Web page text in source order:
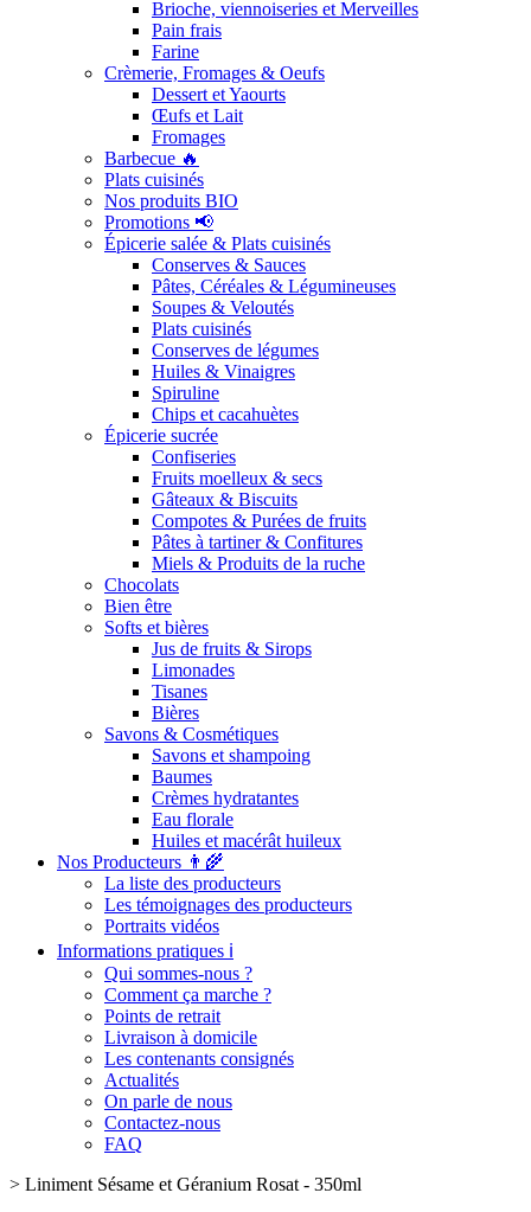
Brioche, viennoiseries et Merveilles
Pain frais
Farine
Crèmerie, Fromages & Oeufs
Dessert et Yaourts
Œufs et Lait
Fromages
Barbecue 🔥
Plats cuisinés
Nos produits BIO
Promotions 📢
Épicerie salée & Plats cuisinés
Conserves & Sauces
Pâtes, Céréales & Légumineuses
Soupes & Veloutés
Plats cuisinés
Conserves de légumes
Huiles & Vinaigres
Spiruline
Chips et cacahuètes
Épicerie sucrée
Confiseries
Fruits moelleux & secs
Gâteaux & Biscuits
Compotes & Purées de fruits
Pâtes à tartiner & Confitures
Miels & Produits de la ruche
Chocolats
Bien être
Softs et bières
Jus de fruits & Sirops
Limonades
Tisanes
Bières
Savons & Cosmétiques
Savons et shampoing
Baumes
Crèmes hydratantes
Eau florale
Huiles et macérât huileux
Nos Producteurs 👨‍🌾
La liste des producteurs
Les témoignages des producteurs
Portraits vidéos
Informations pratiques ℹ️
Qui sommes-nous ?
Comment ça marche ?
Points de retrait
Livraison à domicile
Les contenants consignés
Actualités
On parle de nous
Contactez-nous
FAQ
> Liniment Sésame et Géranium Rosat - 350ml